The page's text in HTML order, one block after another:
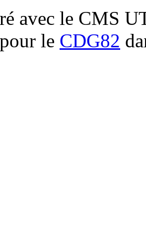
avec le CMS
pour le CDG82